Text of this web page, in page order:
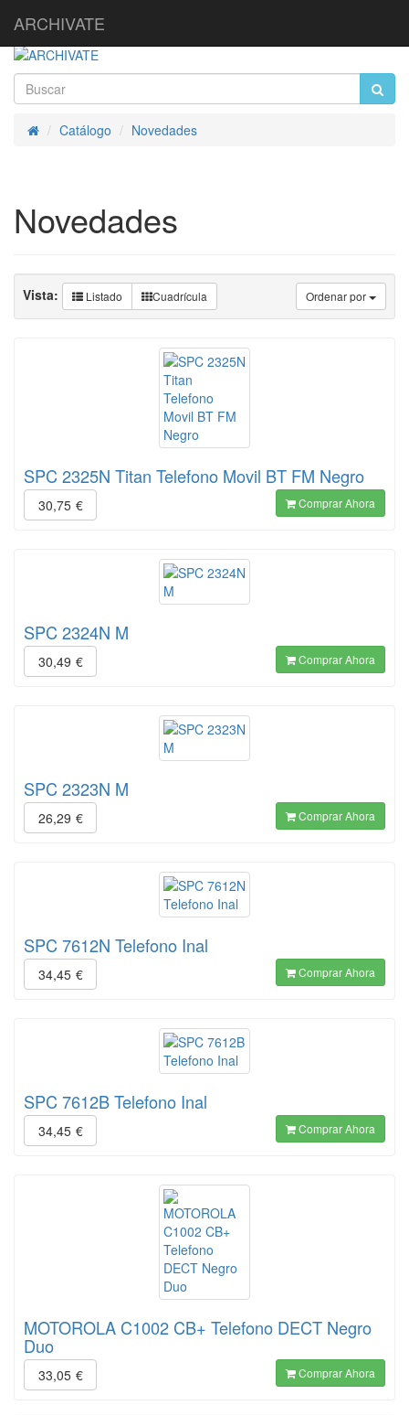
ARCHIVATE
InicioCatálogo Novedades
Novedades
Ordenar por
Vista: Listado Cuadrícula
SPC 2325N Titan Telefono Movil BT FM Negro
30,75 € Comprar Ahora
SPC 2324N M
30,49 € Comprar Ahora
SPC 2323N M
26,29 € Comprar Ahora
SPC 7612N Telefono Inal
34,45 € Comprar Ahora
SPC 7612B Telefono Inal
34,45 € Comprar Ahora
MOTOROLA C1002 CB+ Telefono DECT Negro
Duo
33,05 € Comprar Ahora